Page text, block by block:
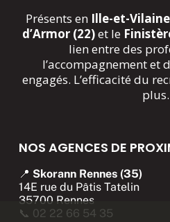
Présents en Ille-et-
d’Armor (22)et le
lien entre des
l’accompagnement et
engagés. L’efficacité du
plus.
NOS AGENCES DE
📍 Skorann Rennes (35)
14E rue du Pâtis Tatelin
35700 Rennes
📞 02 22 66 54 35